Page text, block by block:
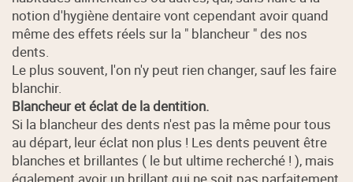
notion d'hygiène dentaire vont cependant avoir quand
même des effets réels sur la " blancheur " des nos
dents.
Le plus souvent, l'on n'y peut rien changer, sauf les faire
blanchir.
Blancheur et éclat de la dentition.
Si la blancheur des dents n'est pas la même pour tous
au départ, leur éclat non plus ! Les dents peuvent être
blanches et brillantes ( le but ultime recherché ! ), mais
également avoir un brillant qui ne soit pas parfaitement